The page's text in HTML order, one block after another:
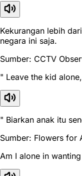
Kekurangan lebih
negara ini saja.
Sumber: CCTV
" Leave the kid
" Biarkan anak itu
Sumber: Flowers for
Am I alone in